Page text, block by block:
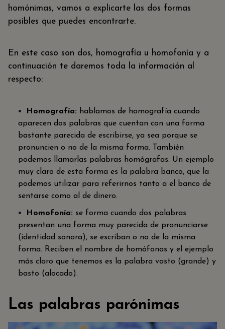
homónimas, vamos a explicarte las dos formas
posibles que puedes encontrarte.
En este caso son dos, homografía u homofonía y a
continuación te daremos toda la información al
respecto:
Homografía: hablamos de homografía cuando
aparecen dos palabras que cuentan con una forma
bastante parecida de escribirse, ya sea porque se
pronuncien o no de la misma forma. También
podemos llamarlas palabras homógrafas. Un ejemplo
muy claro de esta forma es la palabra banco, que la
podemos utilizar para referirnos tanto a el banco de
sentarse como al de dinero.
Homofonía: se forma cuando dos palabras
presentan una forma muy parecida de pronunciarse
(identidad sonora), se escriban o no de la misma
forma. Reciben el nombre de homófonas y el ejemplo
más claro que tenemos es la palabra vasto (grande) y
basto (alocado).
Las palabras parónimas